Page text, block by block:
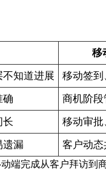
移
知道进展
移动签
确
商机阶
长
移动审批
遗漏 客户动
端完成从客户拜访到